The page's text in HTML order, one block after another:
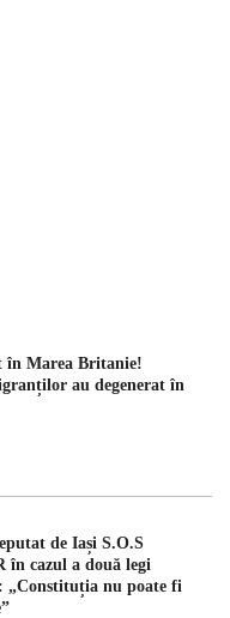
în Marea Britanie!
au degenerat în
de Iași S.O.S
în cazul a două legi
„Constituția nu poate fi